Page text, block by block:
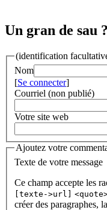
Un gran de sau ?
(identification
Nom
[Se connecter]
Courriel (non publié)
Votre site web
Ajoutez votre
Texte de votre message
Ce champ accepte les
[texte->url]
créer des paragraphes,